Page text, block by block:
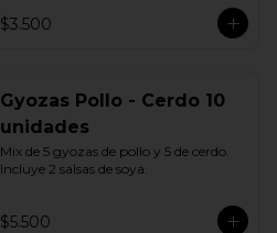
$3.500
Gyozas Pollo - Cerdo 10
unidades
Mix de 5 gyozas de pollo y 5 de cerdo.
Incluye 2 salsas de soya.
$5.500